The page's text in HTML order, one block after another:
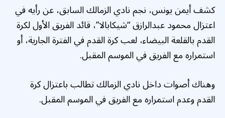
كشف أيمن يونس، نجم نادي الزمالك السابق، عن رأيه في
اعتزال محمود عبدالرازق “شيكابالا”، قائد الفريق الأول لكرة
القدم بالقلعة البيضاء، لعب كرة القدم في الفترة الجارية، أو
استمراره مع الفريق في الموسم المقبل.
وهناك أصوات داخل نادي الزمالك تطالب باعتزال كرة
القدم وعدم استمراره مع الفريق في الموسم المقبل.